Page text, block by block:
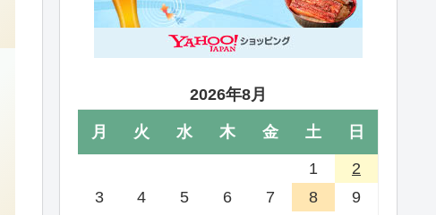
2026年8月
月 火 水 木 金 土 日
1
2
3
4 5 6 7 8
9